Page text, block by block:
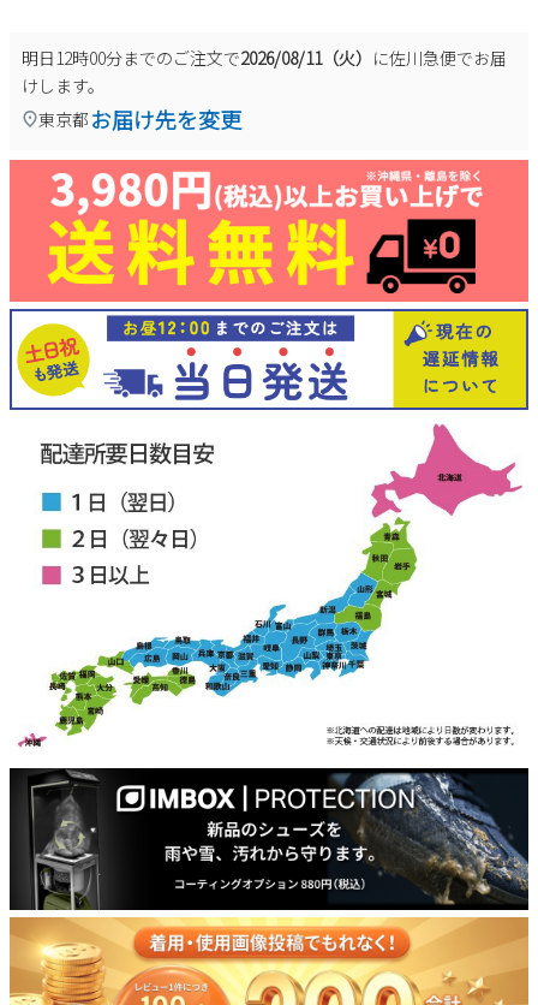
明日12時00分までのご注文で2026/08/11（火） に佐川急便でお届
けします。
東京都 お届け先を変更